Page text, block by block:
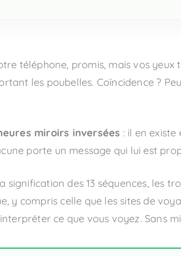
téléphone, promis, mais vos yeux
les poubelles. Coïncidence ?
miroirs inversées : il en
porte un message qui lui est
signification des 13 séquences, les
y compris celle que les sites de
ce que vous voyez. Sans